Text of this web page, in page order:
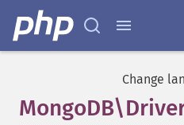
Change